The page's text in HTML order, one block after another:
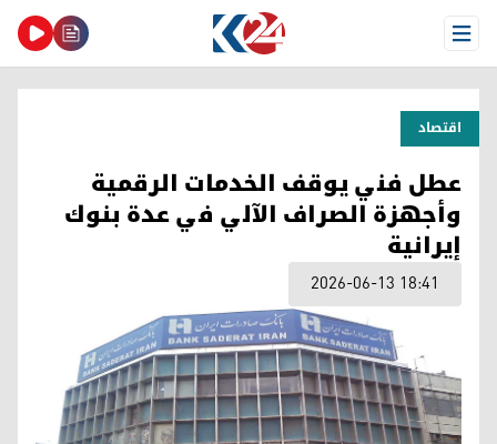
Open Menu
اقتصاد
عطل فني يوقف الخدمات الرقمية
وأجهزة الصراف الآلي في عدة بنوك
إيرانية
2026-06-13 18:41